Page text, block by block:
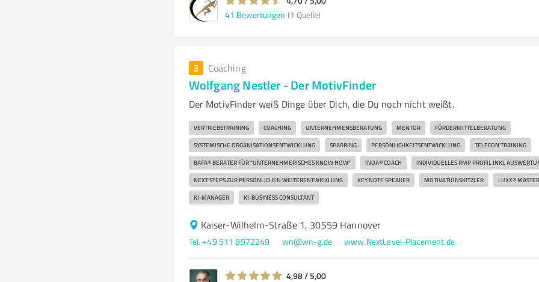
41 Bewertungen (1 Quelle)
3 Coaching
Wolfgang Nestler - Der MotivFinder
Der MotivFinder weiß Dinge über Dich, die Du noch nicht weißt.
VERTRIEBSTRAINING COACHING UNTERNEHMENSBERATUNG MENTOR FÖRDERMITTELBERATUNG
SYSTEMISCHE ORGANISATIONSENTWICKLUNG SPARRING PERSÖNLICHKEITSENTWICKLUNG TELEFON TRAINING
BAFA® BERATER FÜR "UNTERNEHMERISCHES KNOW HOW" INQA® COACH INDIVIDUELLES RMP PROFIL INKL
NEXT STEPS ZUR PERSÖNLICHEN WEITERENTWICKLUNG KEY NOTE SPEAKER MOTIVATIONSKITZLER LUXX® MASTER
KI-MANAGER KI-BUSINESS CONSULTANT
Kaiser-Wilhelm-Straße 1, 30559 Hannover
Tel. +49 511 8972249 wn@wn-g.de www.NextLevel-Placement.de
4,98 / 5,00